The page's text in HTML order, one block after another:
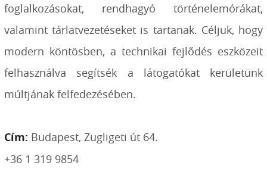
foglalkozásokat, rendhagyó történelemórákat,
valamint tárlatvezetéseket is tartanak. Céljuk, hogy
modern köntösben, a technikai fejlődés eszközeit
felhasználva segítsék a látogatókat kerületünk
múltjának felfedezésében.
Cím: Budapest, Zugligeti út 64.
+36 1 319 9854